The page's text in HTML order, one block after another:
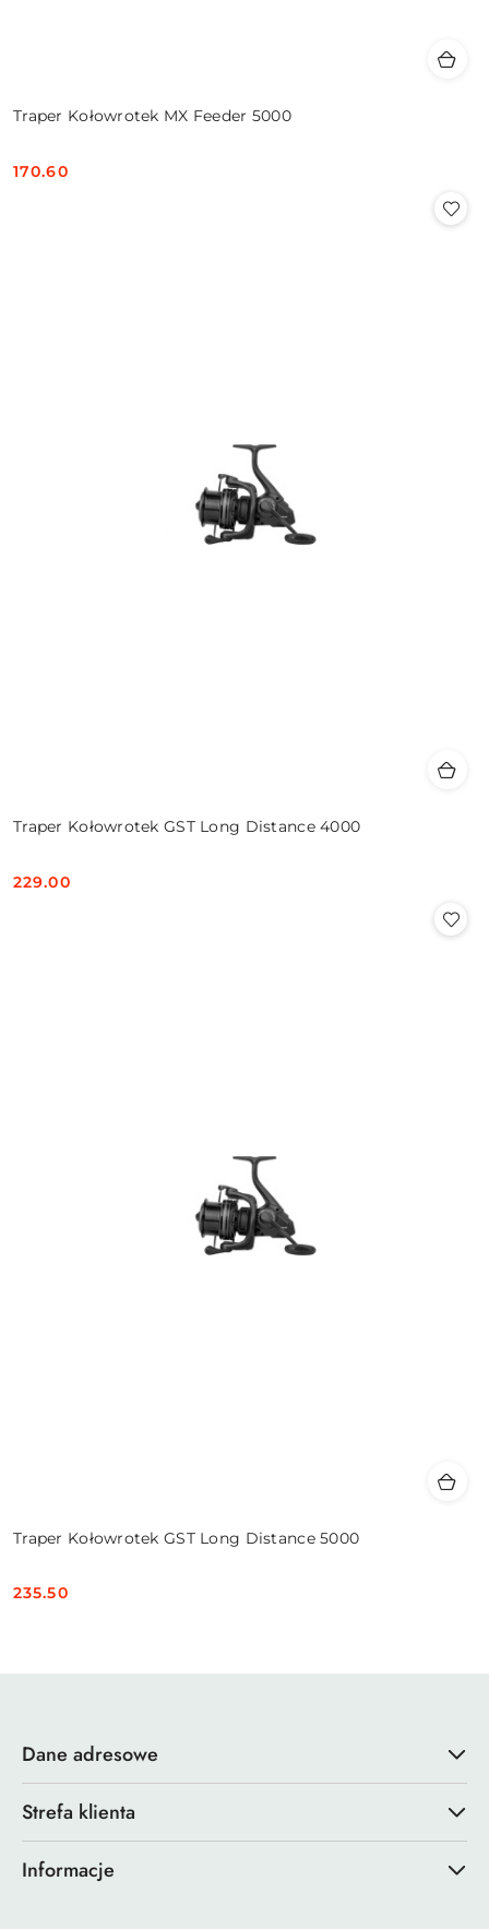
Traper Kołowrotek MX Feeder 5000
Cena:
170.60
Traper Kołowrotek GST Long Distance 4000
Cena:
229.00
Traper Kołowrotek GST Long Distance 5000
Cena:
235.50
Dane adresowe
Strefa klienta
Informacje